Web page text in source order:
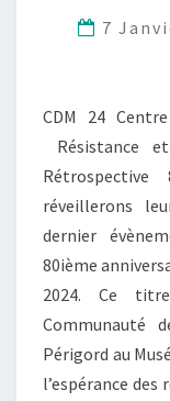
7
CDM 24
Résistance
réveillerons
dernier
80ième
2024. Ce
Communauté
Périgord au
l’espérance